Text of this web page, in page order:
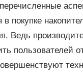
покупке
Ведь
пользователей